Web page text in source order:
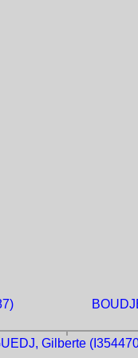
Gilberte